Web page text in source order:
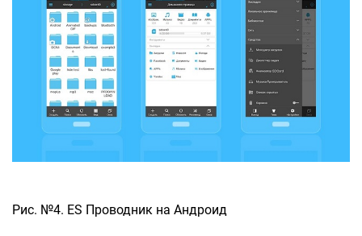
Рис. №4. ES Проводник на Андроид